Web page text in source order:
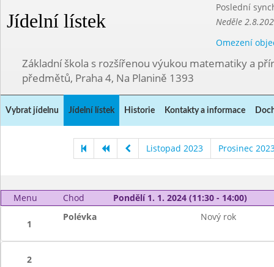
Jídelní lístek
Poslední
Neděle
Omezení
Základní škola s rozšířenou výukou matematiky a
předmětů, Praha 4, Na Planině 1393
Vybrat jídelnu Jídelní lístek Historie Kontakty a informace
Listopad 2023 Prosinec
Menu Chod Pondělí 1. 1. 2024 (11:30 - 14:00)
1
Polévka Nový rok
2